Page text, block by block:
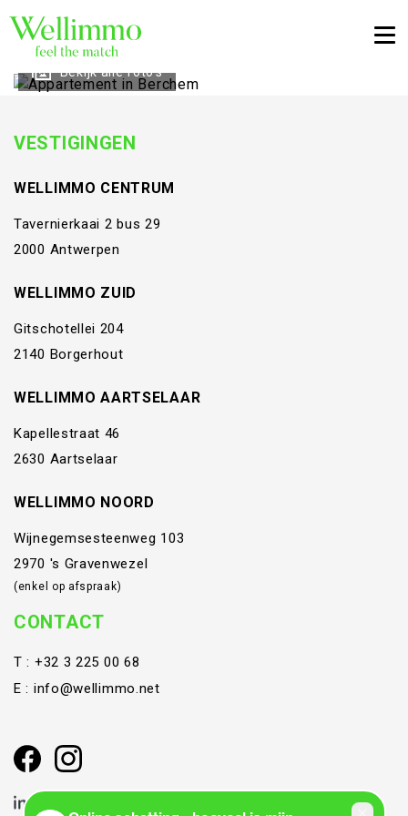
Bekijk alle foto's
VESTIGINGEN
WELLIMMO CENTRUM
Tavernierkaai 2 bus 29
2000 Antwerpen
WELLIMMO ZUID
Gitschotellei 204
2140 Borgerhout
WELLIMMO AARTSELAAR
Kapellestraat 46
2630 Aartselaar
WELLIMMO NOORD
Wijnegemsesteenweg 103
2970 's Gravenwezel
(enkel op afspraak)
CONTACT
T : +32 3 225 00 68
E : info@wellimmo.net